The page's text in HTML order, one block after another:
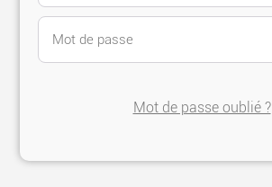
Mot de passe oublié ?